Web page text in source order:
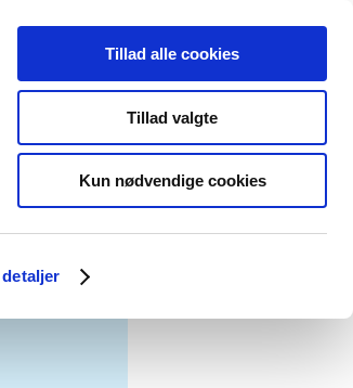
Tillad alle cookies
Tillad valgte
Kun nødvendige cookies